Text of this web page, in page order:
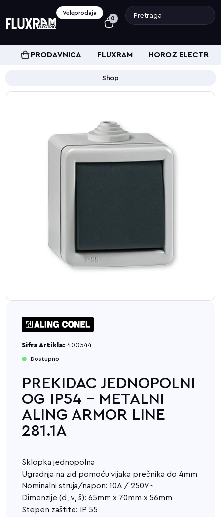
Veleprodaja
0
PRODAVNICA FLUXRAM HOROZ ELECTRIC
Shop
Sifra Artikla: 400544
Dostupno
PREKIDAC JEDNOPOLNI
OG IP54 - METALNI
ALING ARMOR LINE
281.1A
Sklopka jednopolna
Ugradnja na zid pomoću vijaka prečnika do 4mm
Nominalni struja/napon: 10A / 250V~
Dimenzije (d, v, š): 65mm x 70mm x 56mm
Stepen zaštite: IP 55